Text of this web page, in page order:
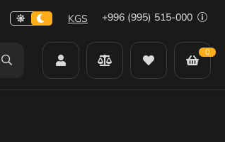
KGS +996 (995) 515-000
0